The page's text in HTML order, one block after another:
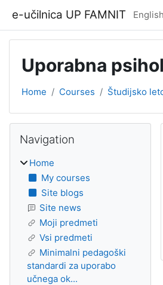
e-učilnica UP FAMNIT
Uporabna
Home Courses Študijsko
Blocks
Navigation
Home
My courses
Site blogs
Site news
Moji predmeti
Vsi predmeti
Minimalni pedagoški
standardi za uporabo
učnega ok...